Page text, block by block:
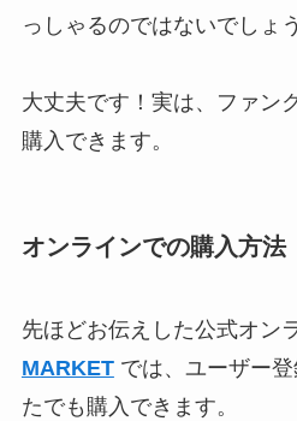
っしゃるのではないでしょ
大丈夫です！実は、ファン
購入できます。
オンラインでの購入方法
先ほどお伝えした公式オン
MARKETでは、ユーザー
たでも購入できます。